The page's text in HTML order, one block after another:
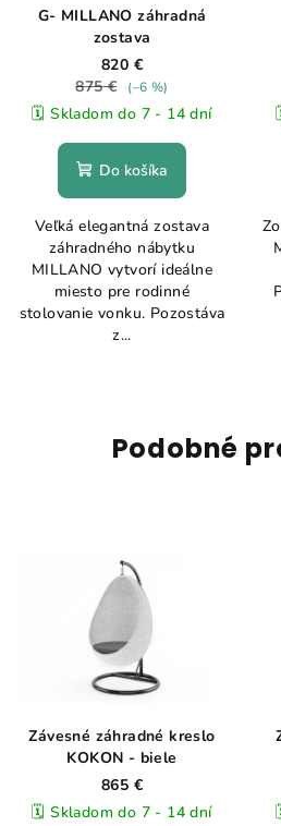
G- MILLANO záhradná
zostava
820 €
875 €
(–6 %)
🗓️ Skladom do 7 - 14 dní
Do košíka
Veľká elegantná zostava
záhradného nábytku
MILLANO vytvorí ideálne
miesto pre rodinné
stolovanie vonku. Pozostáva
z...
Podobné
Závesné záhradné kreslo
KOKON - biele
865 €
🗓️ Skladom do 7 - 14 dní